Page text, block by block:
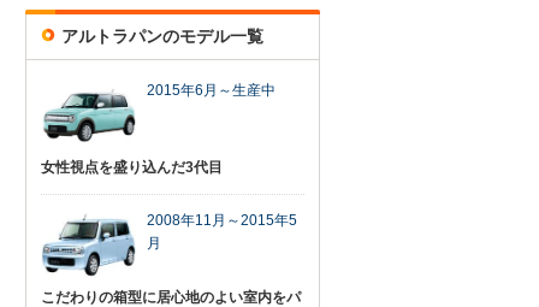
アルトラパンのモデル一覧
2015年6月～生産中
女性視点を盛り込んだ3代目
2008年11月～2015年5
月
こだわりの箱型に居心地のよい室内をパ